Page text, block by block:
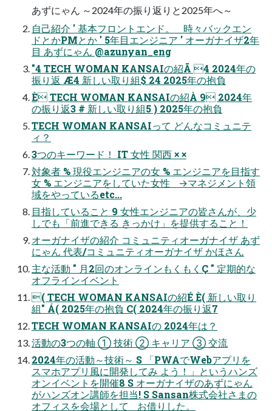
あずにゃん ～2024年の振り返りと2025年へ～
自己紹介 ' 基本フロントエンド。 時々バックエン
ドとかPMとか ' 5年目エンジニア ' オーガナイザ2年
目 あずにゃん @azunyan_eng
"4 TECH WOMAN KANSAIの紹Ã 4 2024年の
振り返 Æ4 新しい取り組$ 24 2025年の抱負
È TECH WOMAN KANSAIの紹À 9 2024年
の振り返3 # 新しい取り組5 ) 2025年の抱負
TECH WOMAN KANSAIって どんなコミュニテ
ィ？
3つのキーワード！ IT 女性 関西 × ×
対象者 % 現役エンジニアの女 % エンジニアを目指す
女 % エンジニアをしていた女性 →マネジメント領
域をやっているetc...
目指していること 9 女性エンジニアの皆さんが、少
しでも「前進できる きっかけ」を提供すること！
オーガナイザの紹介 コミュニティオーガナイザ あず
にゃん 代表/コミュニティオーガナイザ かほさん
主な活動 " 月2回のオンラインもくもくÇ " 定期的な
オフラインイベント
( TECH WOMAN KANSAIの紹É È( 新しい取り
組" Á( 2025年の抱負 C( 2024年の振り返7
TECH WOMAN KANSAIの 2024年は？
活動の3つの軸 ① 技術 ② キャリア ③ 交流
2024年の活動～技術～ S 「PWAでWebアプリを
スマホアプリ風に開発してみ よう！」というハンズ
オンイベントを開催8 S オーガナイザのあずにゃん
がハンズオン講師を担当! S Sansan株式会社さまの
オフィスを会場として お借りした。